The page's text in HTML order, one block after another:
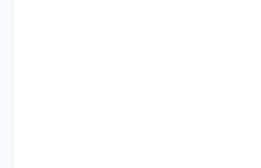
می‌کند. با استفاده از این پمپ
از آبی خالص و سالم بهره‌مند
خود را درباره آلودگی آب کاهش